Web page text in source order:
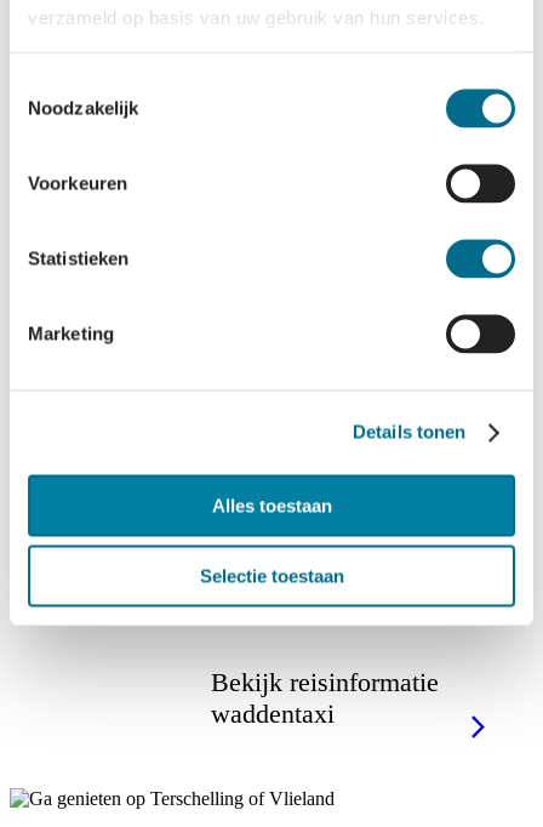
verzameld op basis van uw gebruik van hun services.
Noodzakelijk
Voorkeuren
Statistieken
Marketing
Details tonen
Alles toestaan
Selectie toestaan
Waddentaxi
Zeehond
Bekijk reisinformatie
waddentaxi